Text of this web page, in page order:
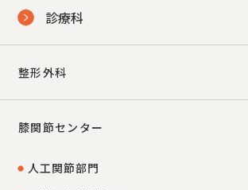
診療科
整形外科
膝関節センター
人工関節部門